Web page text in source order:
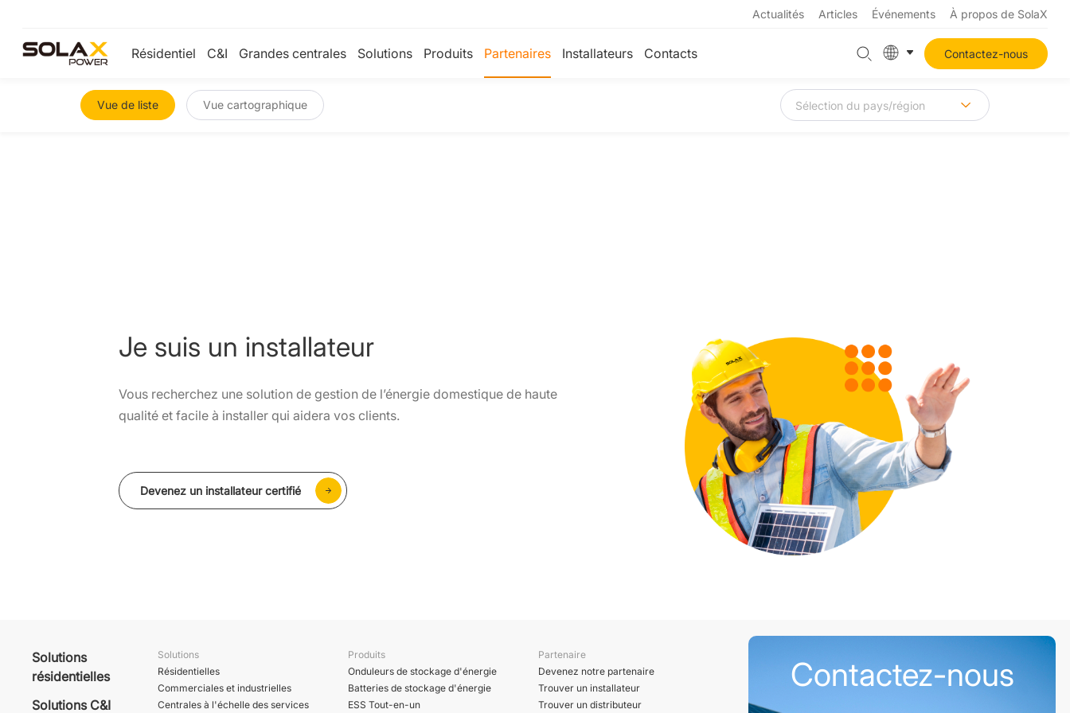
Actualités Articles Événements À propos de SolaX
Résidentiel C&I Grandes centrales Solutions Produits Partenaires Installateurs Contacts Contactez-nous
Vue de liste Vue cartographique
Je suis un installateur
Vous recherchez une solution de gestion de l’énergie domestique de haute
qualité et facile à installer qui aidera vos clients.
Devenez un installateur certifié
Solutions
résidentielles
Solutions C&I
Solutions
Résidentielles
Commerciales et industrielles
Centrales à l'échelle des services
Produits
Onduleurs de stockage d'énergie
Batteries de stockage d'énergie
ESS Tout-en-un
Partenaire
Devenez notre partenaire
Trouver un installateur
Trouver un distributeur
Contactez-nous